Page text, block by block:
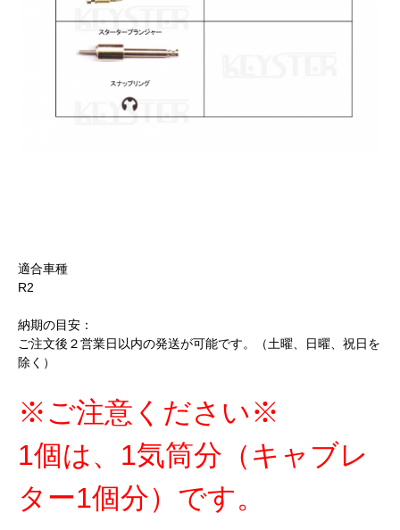
適合車種
R2
納期の目安：
ご注文後２営業日以内の発送が可能です。（土曜、日曜、祝日を
除く）
※ご注意ください※
1個は、1気筒分（キャブレ
ター1個分）です。